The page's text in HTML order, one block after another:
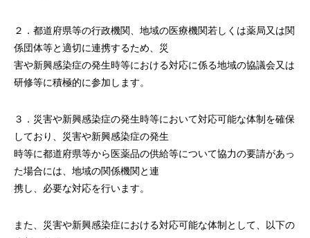
２．都道府県等の行政機関、地域の医療機関若しくは薬局又は関
係団体等と適切に連携するため、災
害や新興感染症の発生時等における対応に係る地域の協議会又は
研修等に積極的に参加します。
３．災害や新興感染症の発生時等において対応可能な体制を確保
しており、災害や新興感染症の発生
時等に都道府県等から医薬品の供給等について協力の要請があっ
た場合には、地域の関係機関と連
携し、必要な対応を行います。
また、災害や新興感染症における対応可能な体制として、以下の